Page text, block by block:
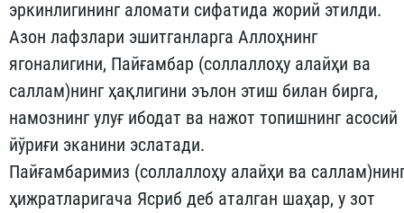
эркинлигининг аломати си­фатида жорий этилди.
Азон лафзлари эшитганларга Аллоҳнинг
ягоналигини, Пайғамбар (соллаллоҳу алайҳи ва
саллам)нинг ҳақ­лигини эълон этиш билан бирга,
намознинг улуғ ибодат ва нажот топишнинг асосий
йўриғи эканини эслатади.
Пайғамбаримиз (соллаллоҳу алайҳи ва
ҳижрат­ларигача Ясриб деб аталган шаҳар, у зот